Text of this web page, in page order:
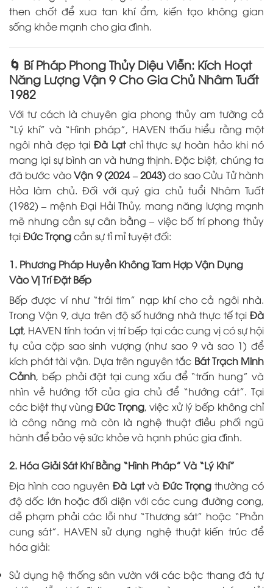
then chốt để xua tan khí ẩm, kiến tạo không gian
sống khỏe mạnh cho gia đình.
🌀 Bí Pháp Phong Thủy Diệu Viễn: Kích Hoạt
Năng Lượng Vận 9 Cho Gia Chủ Nhâm Tuất
1982
Với tư cách là chuyên gia phong thủy am tường cả
“Lý khí” và “Hình pháp”, HAVEN thấu hiểu rằng một
ngôi nhà đẹp tại Đà Lạtchỉ thực sự hoàn hảo khi nó
mang lại sự bình an và hưng thịnh. Đặc biệt, chúng ta
đã bước vàoVận 9 (2024 – 2043)do sao Cửu Tử hành
Hỏa làm chủ. Đối với quý gia chủ tuổi Nhâm Tuất
(1982) – mệnh Đại Hải Thủy, mang năng lượng mạnh
mẽ nhưng cần sự cân bằng – việc bố trí phong thủy
tạiĐức Trọngcần sự tỉ mỉ tuyệt đối:
1. Phương Pháp Huyền Không Tam Hợp Vận Dụng
Vào Vị Trí Đặt Bếp
Bếp được ví như “trái tim” nạp khí cho cả ngôi nhà.
Trong Vận 9, dựa trên độ số hướng nhà thực tế tại Đà
Lạt, HAVEN tính toán vị trí bếp tại các cung vị có sự hội
tụ của cặp sao sinh vượng (như sao 9 và sao 1) để
kích phát tài vận. Dựa trên nguyên tắc Bát Trạch Minh
Cảnh, bếp phải đặt tại cung xấu để “trấn hung” và
nhìn về hướng tốt của gia chủ để “hướng cát”. Tại
các biệt thự vùngĐức Trọng, việc xử lý bếp không chỉ
là công năng mà còn là nghệ thuật điều phối ngũ
hành để bảo vệ sức khỏe và hạnh phúc gia đình.
2. Hóa Giải Sát Khí Bằng “Hình Pháp” Và “Lý Khí”
Địa hình cao nguyênĐà Lạtvà Đức Trọngthường có
độ dốc lớn hoặc đối diện với các cung đường cong,
dễ phạm phải các lỗi như “Thương sát” hoặc “Phản
cung sát”. HAVEN sử dụng nghệ thuật kiến trúc để
hóa giải:
Sử dụng hệ thống sân vườn với các bậc thang đá tự